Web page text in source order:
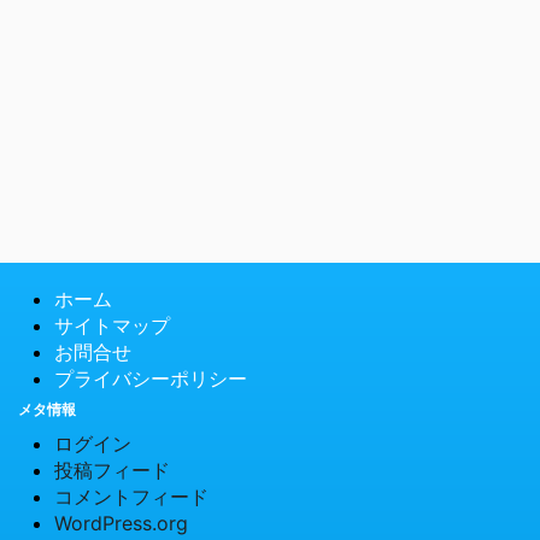
ホーム
サイトマップ
お問合せ
プライバシーポリシー
メタ情報
ログイン
投稿フィード
コメントフィード
WordPress.org